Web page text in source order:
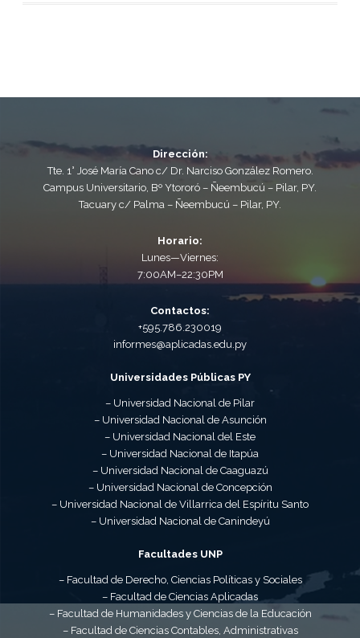
Dirección:
Tte. 1° José María Cano c/ Dr. Narciso González Romero.
Campus Universitario, Bº Ytororó – Ñeembucú – Pilar, PY.
Tacuary c/ Palma – Ñeembucú – Pilar, PY.
Horario:
Lunes—Viernes:
7:00AM–22:30PM
Contactos:
+595.786.230019
informes@aplicadas.edu.py
Universidades Públicas PY
– Universidad Nacional de Pilar
– Universidad Nacional de Asunción
– Universidad Nacional del Este
– Universidad Nacional de Itapúa
– Universidad Nacional de Caaguazú
– Universidad Nacional de Concepción
– Universidad Nacional de Villarrica del Espíritu Santo
– Universidad Nacional de Canindeyú
Facultades UNP
– Facultad de Derecho, Ciencias Políticas y Sociales
– Facultad de Ciencias Aplicadas
– Facultad de Humanidades y Ciencias de la Educación
– Facultad de Ciencias Contables, Administrativas